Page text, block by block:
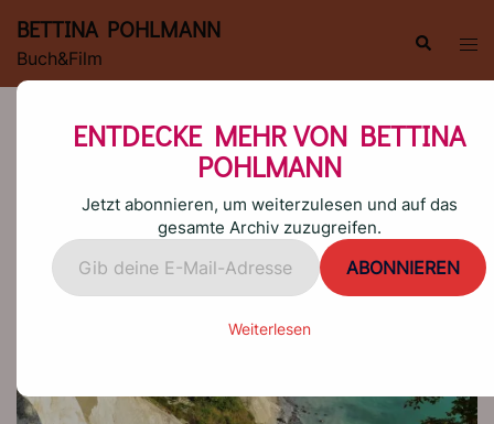
Inhalt
springen
BETTINA POHLMANN
Buch&Film
Suche
STRESS IM NATIONALPARK
ENTDECKE MEHR VON BETTINA
POHLMANN
Jetzt abonnieren, um weiterzulesen und auf das
gesamte Archiv zuzugreifen.
Gib
deine
E-
ABONNIEREN
Weiterlesen